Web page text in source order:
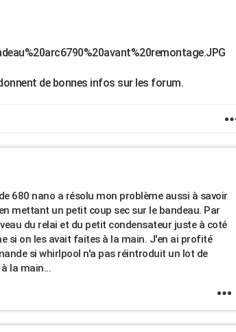
de bonnes infos sur les forum.
680 nano a résolu mon problème aussi à savoir
mettant un petit coup sec sur le bandeau. Par
du relai et du petit condensateur juste à coté
si on les avait faites à la main. J'en ai profité
si whirlpool n'a pas réintroduit un lot de
la main...